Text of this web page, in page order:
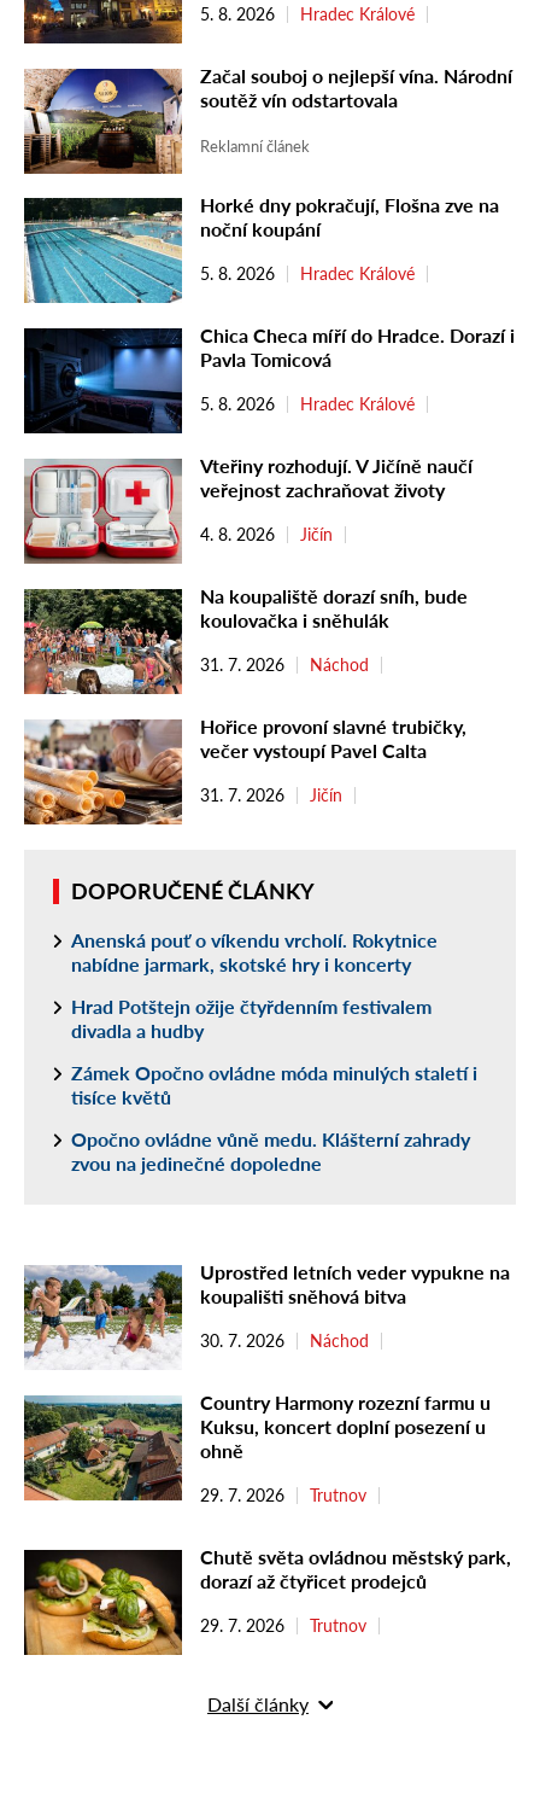
5. 8. 2026 Hradec Králové
Začal souboj o nejlepší vína. Národní
soutěž vín odstartovala
Reklamní článek
Horké dny pokračují, Flošna zve na
noční koupání
5. 8. 2026 Hradec Králové
Chica Checa míří do Hradce. Dorazí i
Pavla Tomicová
5. 8. 2026 Hradec Králové
Vteřiny rozhodují. V Jičíně naučí
veřejnost zachraňovat životy
4. 8. 2026 Jičín
Na koupaliště dorazí sníh, bude
koulovačka i sněhulák
31. 7. 2026 Náchod
Hořice provoní slavné trubičky,
večer vystoupí Pavel Calta
31. 7. 2026 Jičín
DOPORUČENÉ ČLÁNKY
Anenská pouť o víkendu vrcholí. Rokytnice
nabídne jarmark, skotské hry i koncerty
Hrad Potštejn ožije čtyřdenním festivalem
divadla a hudby
Zámek Opočno ovládne móda minulých staletí i
tisíce květů
Opočno ovládne vůně medu. Klášterní zahrady
zvou na jedinečné dopoledne
Uprostřed letních veder vypukne na
koupališti sněhová bitva
30. 7. 2026 Náchod
Country Harmony rozezní farmu u
Kuksu, koncert doplní posezení u
ohně
29. 7. 2026 Trutnov
Chutě světa ovládnou městský park,
dorazí až čtyřicet prodejců
29. 7. 2026 Trutnov
Další články